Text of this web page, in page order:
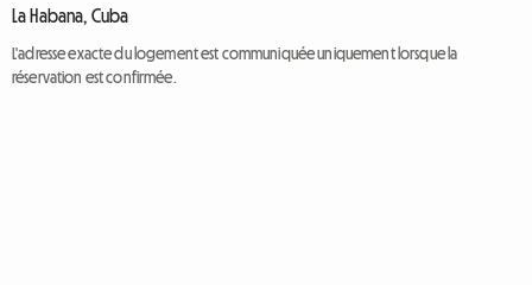
La Habana, Cuba
L'adresse exacte du logement est communiquée uniquement lorsque la
réservation est confirmée.